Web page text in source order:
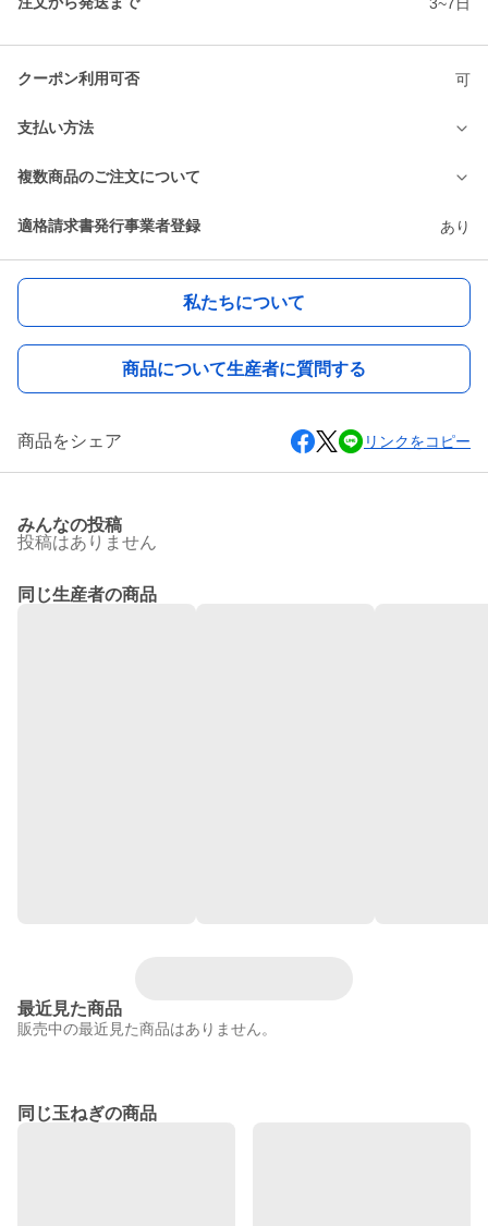
クーポン利用可否 可
支払い方法
複数商品のご注文について
適格請求書発行事業者登録 あり
私たちについて
商品について生産者に質問する
商品をシェア リンクをコピー
みんなの投稿
投稿はありません
同じ生産者の商品
最近見た商品
販売中の最近見た商品はありません。
同じ玉ねぎの商品